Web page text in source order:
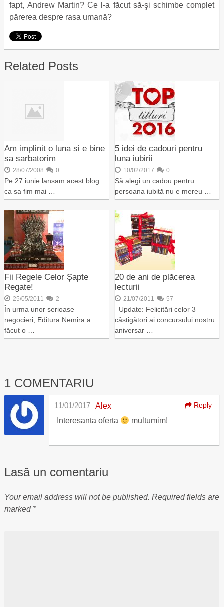
fapt, Andrew Martin? Ce l-a făcut să-şi schimbe complet
părerea despre rasa umană?
Related Posts
Am implinit o luna si e bine
sa sarbatorim
28/07/2008 0
Pe 27 iunie lansam acest blog
ca sa fim mai …
5 idei de cadouri pentru
luna iubirii
10/02/2017 0
Să alegi un cadou pentru
persoana iubită nu e mereu …
Fii Regele Celor Șapte
Regate!
25/05/2011 2
În urma unor serioase
negocieri, Editura Nemira a
făcut o …
20 de ani de plăcerea
lecturii
21/07/2011 57
Update: Felicitări celor 3
câștigători ai concursului nostru
aniversar …
1 COMENTARIU
Alex
11/01/2017 Reply
Interesanta oferta multumim!
Lasă un comentariu
Your email address will not be published. Required fields are
marked *